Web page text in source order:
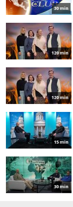
30 min
120 min
120 min
15 min
30 min